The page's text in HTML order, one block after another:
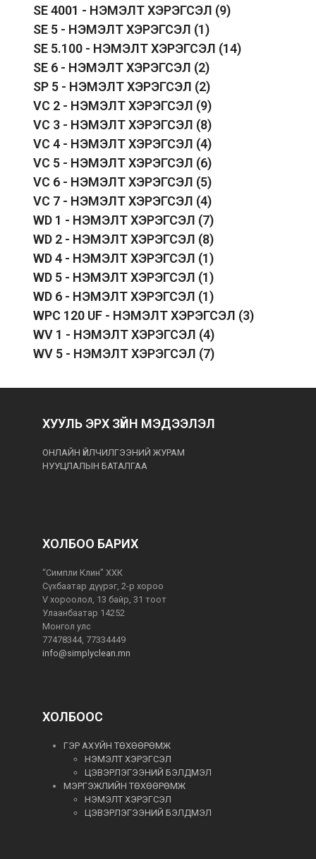
SE 4001 - НЭМЭЛТ ХЭРЭГСЭЛ (9)
SE 5 - НЭМЭЛТ ХЭРЭГСЭЛ (1)
SE 5.100 - НЭМЭЛТ ХЭРЭГСЭЛ (14)
SE 6 - НЭМЭЛТ ХЭРЭГСЭЛ (2)
SP 5 - НЭМЭЛТ ХЭРЭГСЭЛ (2)
VC 2 - НЭМЭЛТ ХЭРЭГСЭЛ (9)
VC 3 - НЭМЭЛТ ХЭРЭГСЭЛ (8)
VC 4 - НЭМЭЛТ ХЭРЭГСЭЛ (4)
VC 5 - НЭМЭЛТ ХЭРЭГСЭЛ (6)
VC 6 - НЭМЭЛТ ХЭРЭГСЭЛ (5)
VC 7 - НЭМЭЛТ ХЭРЭГСЭЛ (4)
WD 1 - НЭМЭЛТ ХЭРЭГСЭЛ (7)
WD 2 - НЭМЭЛТ ХЭРЭГСЭЛ (8)
WD 4 - НЭМЭЛТ ХЭРЭГСЭЛ (1)
WD 5 - НЭМЭЛТ ХЭРЭГСЭЛ (1)
WD 6 - НЭМЭЛТ ХЭРЭГСЭЛ (1)
WPC 120 UF - НЭМЭЛТ ХЭРЭГСЭЛ (3)
WV 1 - НЭМЭЛТ ХЭРЭГСЭЛ (4)
WV 5 - НЭМЭЛТ ХЭРЭГСЭЛ (7)
ХУУЛЬ ЭРХ ЗҮЙН МЭДЭЭЛЭЛ
ОНЛАЙН ҮЙЛЧИЛГЭЭНИЙ ЖУРАМ
НУУЦЛАЛЫН БАТАЛГАА
ХОЛБОО БАРИХ
“Симпли Клин” ХХК
Сүхбаатар дүүрэг, 2-р хороо
V хороолол, 13 байр, 31 тоот
Улаанбаатар 14252
Монгол улс
77478344, 77334449
info@simplyclean.mn
ХОЛБООС
ГЭР АХУЙН ТӨХӨӨРӨМЖ
НЭМЭЛТ ХЭРЭГСЭЛ
ЦЭВЭРЛЭГЭЭНИЙ БЭЛДМЭЛ
МЭРГЭЖЛИЙН ТӨХӨӨРӨМЖ
НЭМЭЛТ ХЭРЭГСЭЛ
ЦЭВЭРЛЭГЭЭНИЙ БЭЛДМЭЛ